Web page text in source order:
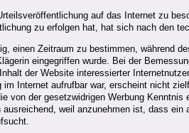
auf das Internet zu
zu erfolgen hat, hat sich nach den
einen Zeitraum zu bestimmen, während
eingegriffen wurde. Bei der
der Website interessierter
im Internet aufrufbar war, erscheint nicht
von der gesetzwidrigen Werbung
ausreichend, weil anzunehmen ist, dass